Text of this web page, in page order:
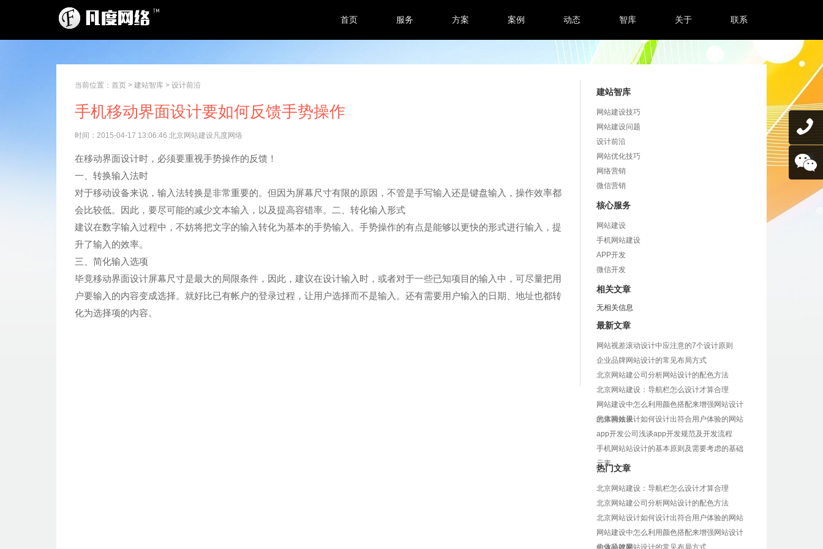
首页 服务 方案 案例 动态 智库 关于 联系
当前位置： 首页 > 建站智库 > 设计前沿
手机移动界面设计要如何反馈手势操作
时间：2015-04-17 13:06:46 北京网站建设凡度网络
在移动界面设计时，必须要重视手势操作的反馈！
一、转换输入法时
对于移动设备来说，输入法转换是非常重要的。但因为屏幕尺寸有限的原因，不管是手写输入还是键盘输入，操作效率都
会比较低。因此，要尽可能的减少文本输入，以及提高容错率。二、转化输入形式
建议在数字输入过程中，不妨将把文字的输入转化为基本的手势输入。手势操作的有点是能够以更快的形式进行输入，提
升了输入的效率。
三、简化输入选项
毕竟移动界面设计屏幕尺寸是最大的局限条件，因此，建议在设计输入时，或者对于一些已知项目的输入中，可尽量把用
户要输入的内容变成选择。就好比已有帐户的登录过程，让用户选择而不是输入。还有需要用户输入的日期、地址也都转
化为选择项的内容。
建站智库
网站建设技巧
网站建设问题
设计前沿
网站优化技巧
网络营销
微信营销
核心服务
网站建设
手机网站建设
APP开发
微信开发
相关文章
无相关信息
最新文章
网站视差滚动设计中应注意的7个设计原则
企业品牌网站设计的常见布局方式
北京网站建公司分析网站设计的配色方法
北京网站建设：导航栏怎么设计才算合理
网站建设中怎么利用颜色搭配来增强网站设计
的体验效果
北京网站设计如何设计出符合用户体验的网站
app开发公司浅谈app开发规范及开发流程
手机网站站设计的基本原则及需要考虑的基础
元素
热门文章
北京网站建设：导航栏怎么设计才算合理
北京网站建公司分析网站设计的配色方法
北京网站设计如何设计出符合用户体验的网站
网站建设中怎么利用颜色搭配来增强网站设计
的体验效果
企业品牌网站设计的常见布局方式